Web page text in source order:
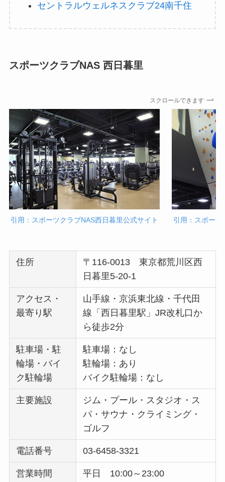
セントラルウェルネスクラブ24南千住
スポーツクラブNAS 西日暮里
スクロールできます
引用：スポーツクラブNAS西日暮里公式サイト 引用：スポー
住所
〒116-0013 東京都荒川区西
日暮里5-20-1
アクセス・
最寄り駅
山手線・京浜東北線・千代田
線「西日暮里駅」JR改札口か
ら徒歩2分
駐車場・駐
輪場・バイ
ク駐輪場
駐車場：なし
駐輪場：あり
バイク駐輪場：なし
主要施設
ジム・プール・スタジオ・ス
パ・サウナ・クライミング・
ゴルフ
電話番号 03-6458-3321
営業時間
平日 10:00～23:00